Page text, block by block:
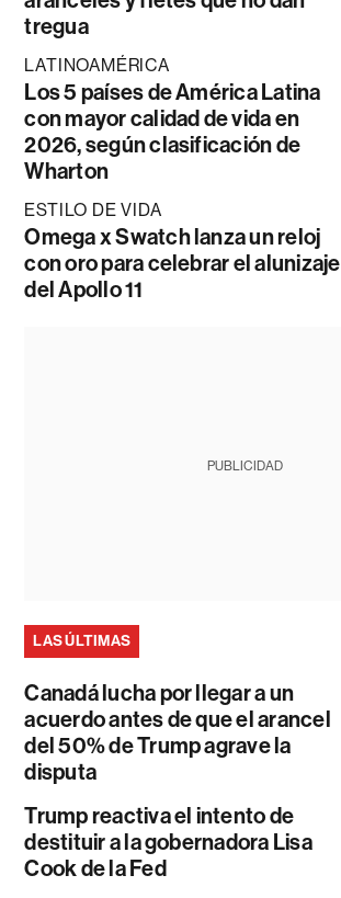
tregua
LATINOAMÉRICA
Los 5 países de América Latina
con mayor calidad de vida en
2026, según clasificación de
Wharton
ESTILO DE VIDA
Omega x Swatch lanza un reloj
con oro para celebrar el alunizaje
del Apollo 11
PUBLICIDAD
LAS ÚLTIMAS
Canadá lucha por llegar a un
acuerdo antes de que el arancel
del 50% de Trump agrave la
disputa
Trump reactiva el intento de
destituir a la gobernadora Lisa
Cook de la Fed